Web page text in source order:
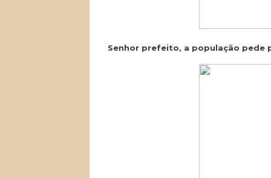
Senhor prefeito, a população pede